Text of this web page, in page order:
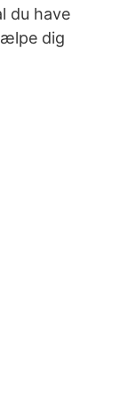
du have
dig